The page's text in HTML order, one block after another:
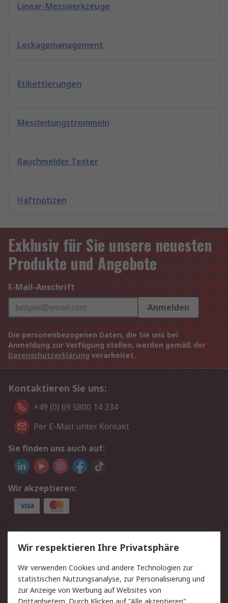
Linear-Messwerkzeuge
Leckagemanagement
Etikettierungen
Messleitungstrommeln
Rauchmelder Tester
Haftnotizen
Exklusiv für Sie unsere neuesten
Produkte und Angebote
E-Mail-Anschrift
Anmelden
Die personenbezogenen Daten, die Sie uns bei
Anmeldung zur Verfügung stellen, werden gemäß der
Datenschutzerklärung verarbeitet.
Kontaktieren Sie uns:
+49 (0) 69 5800 14 234
Per E-Mail unter Kontakt
Sie finden uns auch auf:
Wir akzeptieren:
Service
Value Added Services
Lieferlösungen
Rücksendungen
Kontakt
Hilfe
Privatkunden
Wir respektieren Ihre Privatsphäre
Wir verwenden Cookies und andere Technologien zur
statistischen Nutzungsanalyse, zur Personalisierung und
zur Anzeige von Werbung auf Websites von